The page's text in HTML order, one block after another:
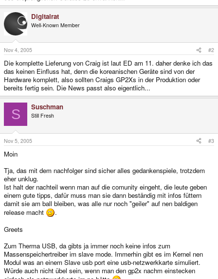
Digitalrat
Well-Known Member
Nov 4, 2005 #2
Die komplette Lieferung von Craig ist laut ED am 11. daher denke ich das
das keinen Einfluss hat, denn die koreanischen Geräte sind von der
Hardware komplett, also sollten Craigs GP2Xs in der Produktion oder
bereits fertig sein. Die News passt also eigentlich...
S Suschman
Still Fresh
Nov 5, 2005 #3
Moin
Tja, das mit dem nachfolger sind sicher alles gedankenspiele, trotzdem
eher unklug.
Ist halt der nachteil wenn man auf die comunity eingeht, die leute geben
einem gute tipps, dafür muss man sie dann beständig mit infos füttern
damit sie am ball bleiben, was alle nur noch "geiler" auf nen baldigen
release macht
.
Greets
Zum Therma USB, da gibts ja immer noch keine infos zum
Massenspeichertreiber im slave mode. Immerhin gibt es im Kernel nen
Modul was an einem Slave usb port eine usb-netzwerkkarte simuliert.
Würde auch nicht übel sein, wenn man den gp2x nachm einstecken